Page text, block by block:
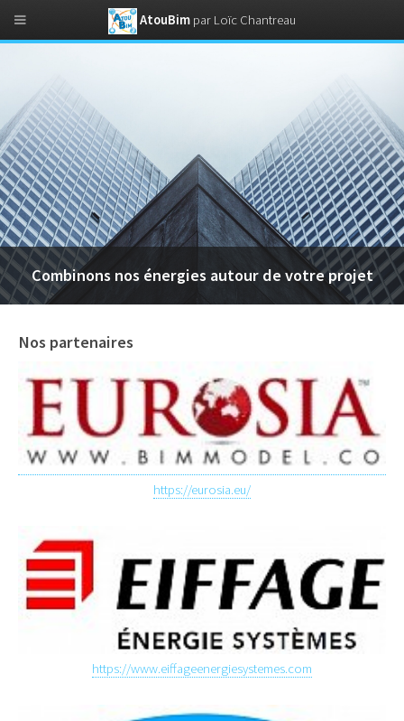
Combinons nos énergies autour de votre projet
Nos partenaires
https://eurosia.eu/
https://www.eiffageenergiesystemes.com
AtouBim par Loïc Chantreau